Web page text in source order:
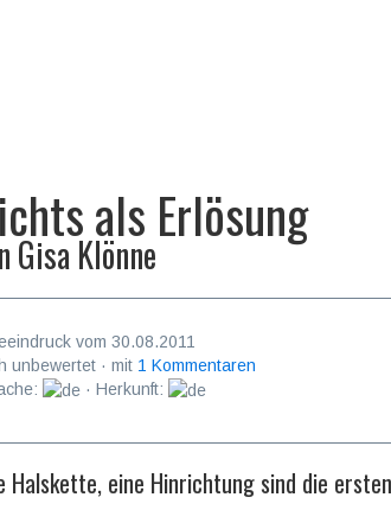
als Erlösung
Gisa Klönne
vom 30.08.2011
unbewertet · mit 1 Kommentaren
· Herkunft:
Halskette, eine Hinrichtung sind die